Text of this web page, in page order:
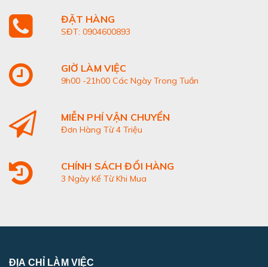
ĐẶT HÀNG
SĐT: 0904600893
GIỜ LÀM VIỆC
9h00 -21h00 Các Ngày Trong Tuần
MIỄN PHÍ VẬN CHUYỂN
Đơn Hàng Từ 4 Triệu
CHÍNH SÁCH ĐỔI HÀNG
3 Ngày Kể Từ Khi Mua
ĐỊA CHỈ LÀM VIỆC